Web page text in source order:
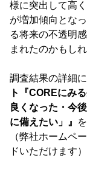
様に突出して高
が増加傾向とな
る将来の不透明
まれたのかもしれ
調査結果の詳細
ト『COREにみ
良くなった・今
に備えたい」』
（弊社ホームペ
ドいただけます）